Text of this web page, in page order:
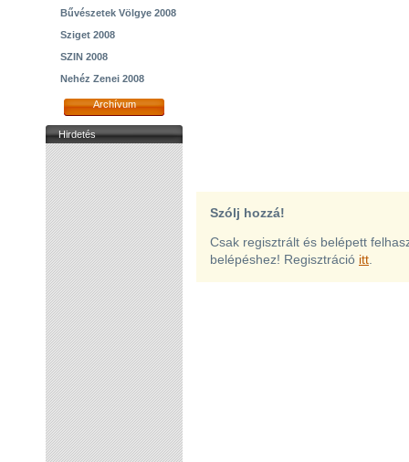
Bűvészetek Völgye 2008
Sziget 2008
SZIN 2008
Nehéz Zenei 2008
Archívum
Hirdetés
Szólj hozzá!
Csak regisztrált és belépett
belépéshez! Regisztráció itt